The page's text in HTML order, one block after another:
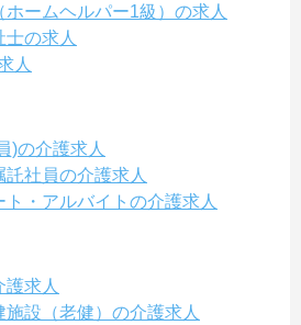
ームヘルパー1級）の求人
の求人
人
)の介護求人
社員の介護求人
・アルバイトの介護求人
求人
設（老健）の介護求人